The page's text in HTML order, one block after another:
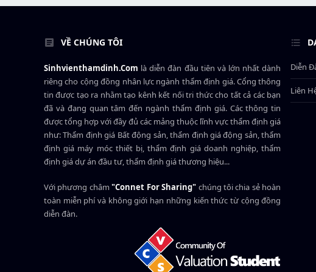
VỀ CHÚNG TÔI
Sinhvienthamdinh.Com là diễn đàn đầu tiên và lớn nhất dành
riêng cho cộng đồng nhân lực ngành thẩm định giá. Cổng thông
tin được tạo ra nhằm tạo kênh kết nối tri thức cho tất cả các bạn
đã và đang quan tâm đến ngành thẩm định giá. Các thông tin
được tổng hợp với đầy đủ các mảng thuộc lĩnh vực thẩm định giá
như: Thẩm định giá Bất động sản, thẩm định giá động sản, thẩm
định giá máy móc thiết bị, thẩm định giá doanh nghiệp, thẩm
định giá dự án đầu tư, thẩm định giá thương hiệu...
Với phương châm"Connet For Sharing" chúng tôi chia sẻ hoàn
toàn miễn phí và không giới hạn những kiến thức từ cộng đồng
diễn đàn.
Diễn
Liên